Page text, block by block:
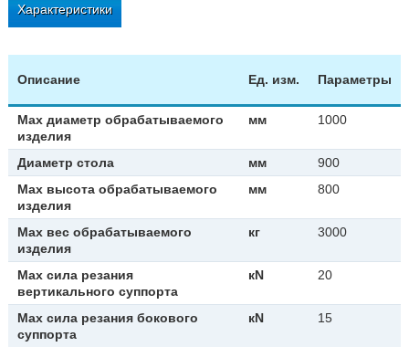
Характеристики
Описание Ед. изм. Параметры
Мах диаметр обрабатываемого
изделия
мм 1000
Диаметр стола мм
900
Мах высота обрабатываемого
изделия
мм 800
Мах вес обрабатываемого
изделия
кг 3000
Мах сила резания
вертикального суппорта
кN 20
Мах сила резания бокового
суппорта
кN 15